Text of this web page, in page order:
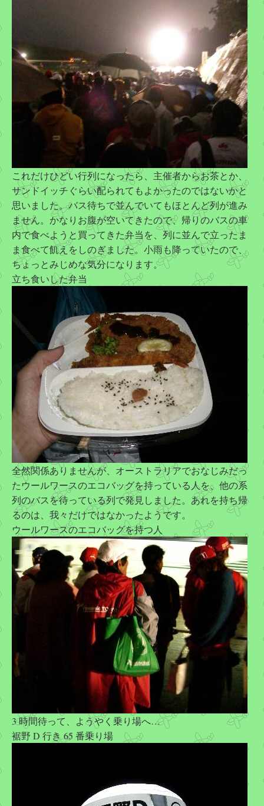
これだけひどい行列になったら、主催者からお茶とか、
サンドイッチぐらい配られてもよかったのではないかと
思いました。バス待ちで並んでいてもほとんど列が進み
ません。かなりお腹が空いてきたので、帰りのバスの車
内で食べようと買ってきた弁当を、列に並んで立ったま
ま食べて飢えをしのぎました。小雨も降っていたので、
ちょっとみじめな気分になります。
立ち食いした弁当
全然関係ありませんが、オーストラリアでおなじみだっ
たウールワースのエコバッグを持っている人を、他の系
列のバスを待っている列で発見しました。あれを持ち帰
るのは、我々だけではなかったようです。
ウールワースのエコバッグを持つ人
3 時間待って、ようやく乗り場へ…
裾野 D 行き 65 番乗り場